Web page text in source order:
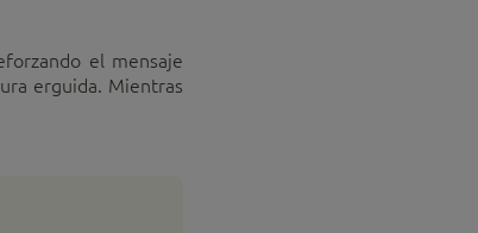
el mensaje
erguida. Mientras